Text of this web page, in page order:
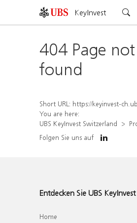
KeyInvest
404 Page not
found
Short URL: https://keyinvest-ch.ubs.com/produkt/detail/
You are here:
UBS KeyInvest Switzerland
Folgen Sie uns auf
Entdecken Sie UBS KeyInvest
Home